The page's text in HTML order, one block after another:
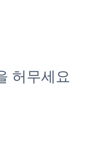
허무세요